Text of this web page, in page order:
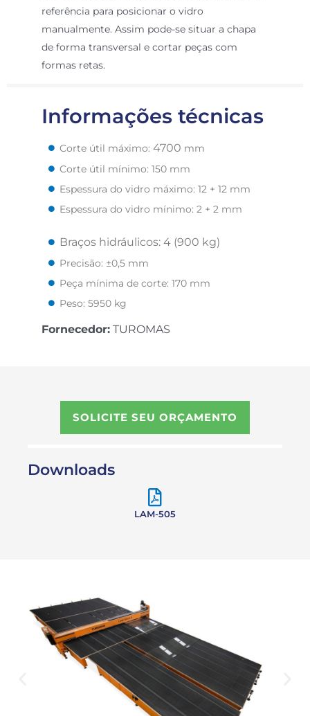
referência para posicionar o vidro
manualmente. Assim pode-se situar a chapa
de forma transversal e cortar peças com
formas retas.
Informações técnicas
Corte útil máximo:4700 mm
Corte útil mínimo: 150 mm
Espessura do vidro máximo: 12 + 12 mm
Espessura do vidro mínimo: 2 + 2 mm
Braços hidráulicos: 4 (900 kg)
Precisão: ±0,5 mm
Peça mínima de corte: 170 mm
Peso: 5950 kg
Fornecedor: TUROMAS
SOLICITE SEU ORÇAMENTO
Downloads
LAM-505